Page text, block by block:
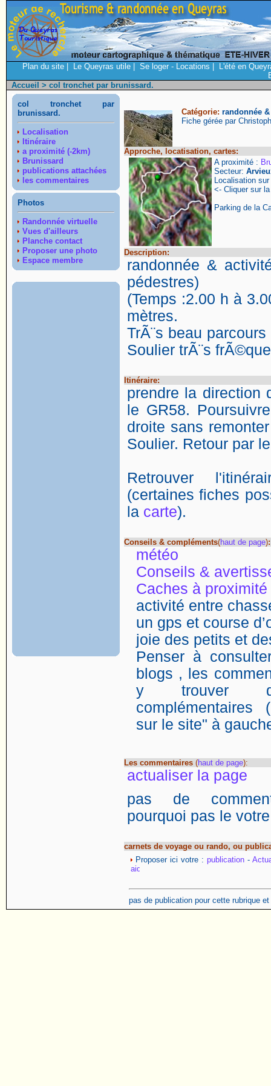
Plan du site Le Queyras utile Se loger - Locations
L'été en
Accueil > col tronchet par brunissard.
col tronchet par
brunissard.
Localisation
Itinéraire
a proximité (-2km)
Brunissard
publications attachées
les commentaires
Photos
Randonnée virtuelle
Vues d'ailleurs
Planche contact
Proposer une photo
Espace membre
Catégorie: randonnée
Fiche gérée par
Approche, locatisation, cartes:
A proximité :
Secteur:
Localisation sur
<- Cliquer sur
Parking de la
Description:
randonnée &
pédestres)
(Temps :2.00 h à
mètres.
TrÃ¨s beau
Soulier trÃ¨s
Itinéraire:
prendre la direction
le GR58.
droite sans
Soulier. Retour par
Retrouver
(certaines fiches
la carte).
Conseils & compléments(haut de page):
météo
Conseils &
Caches à proximité
activité entre
un gps et course
joie des petits et
Penser à
blogs , les
y trouver
complémentaires
sur le site" à
Les commentaires (haut de page):
actualiser la page
pas de
pourquoi pas le
carnets de voyage ou rando, ou
Proposer ici votre :publication -
pas de publication pour cette rubrique